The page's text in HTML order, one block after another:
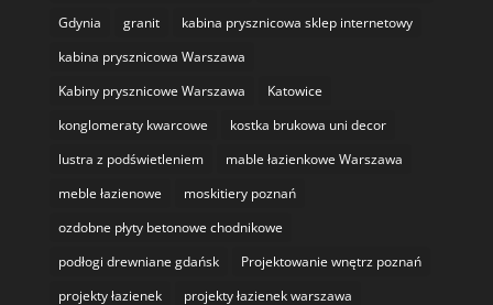
Gdynia
granit
kabina prysznicowa sklep internetowy
kabina prysznicowa Warszawa
Kabiny prysznicowe Warszawa
Katowice
konglomeraty kwarcowe
kostka brukowa uni decor
lustra z podświetleniem
mable łazienkowe Warszawa
meble łazienowe
moskitiery poznań
ozdobne płyty betonowe chodnikowe
podłogi drewniane gdańsk
Projektowanie wnętrz poznań
projekty łazienek
projekty łazienek warszawa